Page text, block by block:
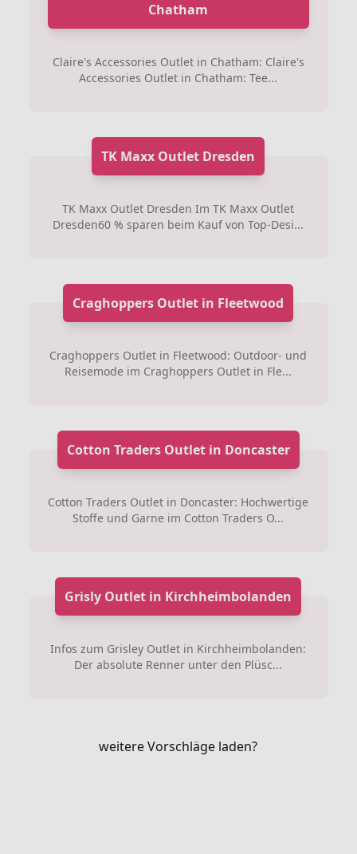
Chatham
Claire's Accessories Outlet in Chatham: Claire's
Accessories Outlet in Chatham: Tee...
TK Maxx Outlet Dresden
TK Maxx Outlet Dresden Im TK Maxx Outlet
Dresden60 % sparen beim Kauf von Top-Desi...
Craghoppers Outlet in Fleetwood
Craghoppers Outlet in Fleetwood: Outdoor- und
Reisemode im Craghoppers Outlet in Fle...
Cotton Traders Outlet in Doncaster
Cotton Traders Outlet in Doncaster: Hochwertige
Stoffe und Garne im Cotton Traders O...
Grisly Outlet in Kirchheimbolanden
Infos zum Grisley Outlet in Kirchheimbolanden:
Der absolute Renner unter den Plüsc...
weitere Vorschläge laden?